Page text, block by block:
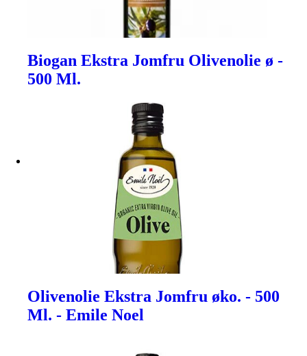
Biogan Ekstra Jomfru Olivenolie ø -
500 Ml.
Olivenolie Ekstra Jomfru øko. - 500
Ml. - Emile Noel